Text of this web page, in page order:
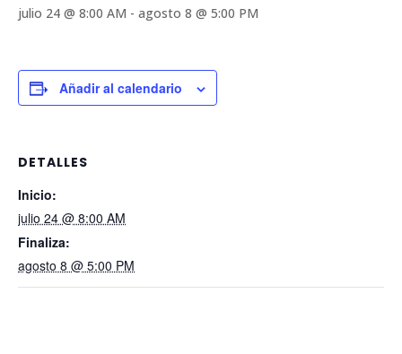
julio 24 @ 8:00 AM - agosto 8 @ 5:00 PM
Añadir al calendario
DETALLES
Inicio:
julio 24 @ 8:00 AM
Finaliza:
agosto 8 @ 5:00 PM